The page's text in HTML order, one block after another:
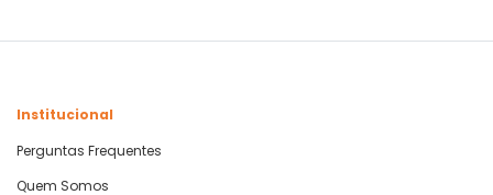
Institucional
Perguntas Frequentes
Quem Somos